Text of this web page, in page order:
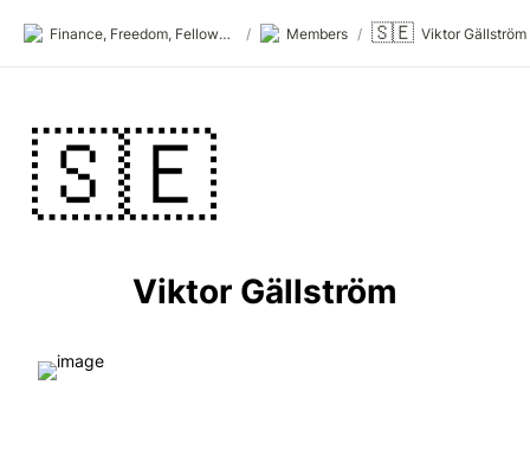
Finance, Freedom, Fellows: fff.club / Members / 🇸🇪 Viktor Gällström
🇸🇪
Viktor Gällström